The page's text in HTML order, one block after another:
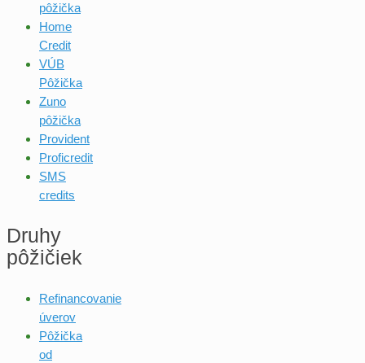
pôžička
Home
Credit
VÚB
Pôžička
Zuno
pôžička
Provident
Proficredit
SMS
credits
Druhy
pôžičiek
Refinancovanie
úverov
Pôžička
od